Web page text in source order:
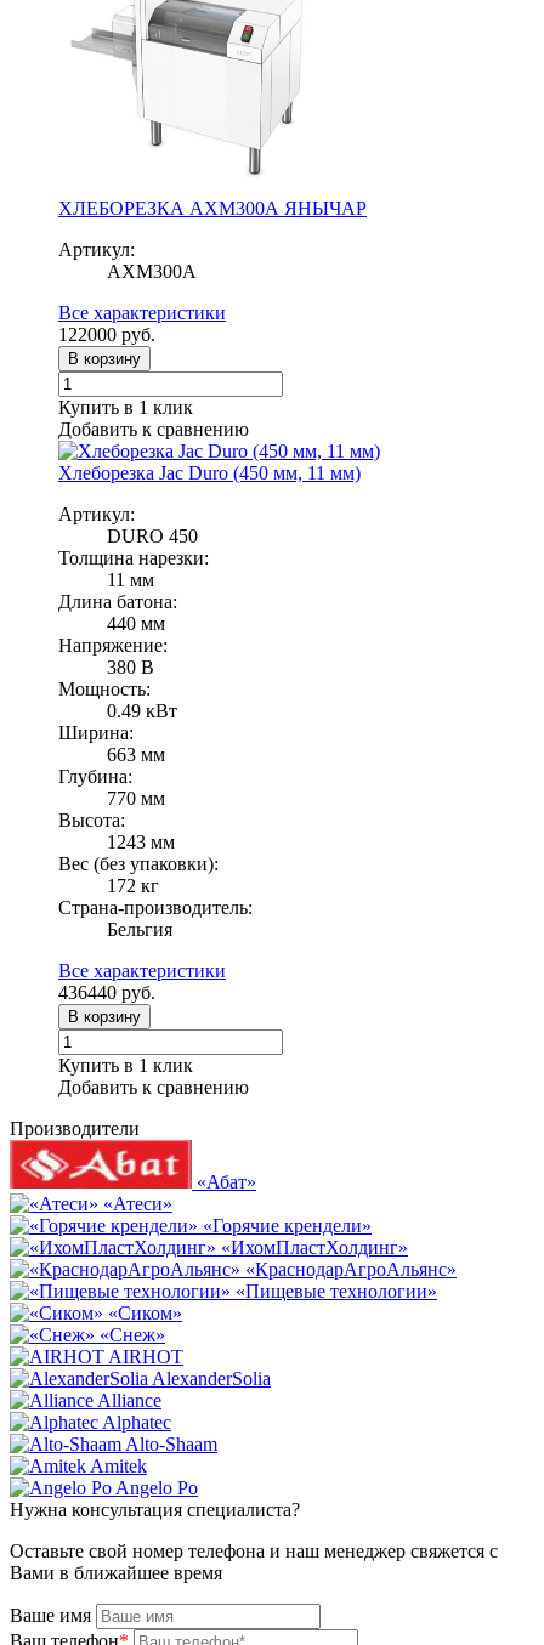
ХЛЕБОРЕЗКА АХМ300А ЯНЫЧАР
Артикул:
АХМ300А
Все характеристики
122000 руб.
В корзину
Купить в 1 клик
Добавить к сравнению
Хлеборезка Jac Duro (450 мм, 11 мм)
Артикул:
DURO 450
Толщина нарезки:
11 мм
Длина батона:
440 мм
Напряжение:
380 В
Мощность:
0.49 кВт
Ширина:
663 мм
Глубина:
770 мм
Высота:
1243 мм
Вес (без упаковки):
172 кг
Страна-производитель:
Бельгия
Все характеристики
436440 руб.
В корзину
Купить в 1 клик
Добавить к сравнению
Производители
«Абат»
«Атеси»
«Горячие крендели»
«ИхомПластХолдинг»
«КраснодарАгроАльянс»
«Пищевые технологии»
«Сиком»
«Снеж»
AIRHOT
AlexanderSolia
Alliance
Alphatec
Alto-Shaam
Amitek
Angelo Po
Нужна консультация специалиста?
Оставьте свой номер телефона и наш менеджер свяжется с
Вами в ближайшее время
Ваше имя
Ваш телефон*